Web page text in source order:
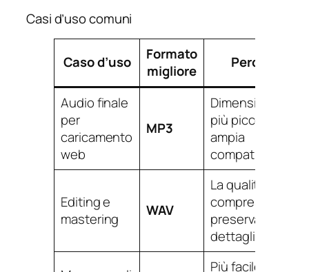
Casi d’uso comuni
Caso d’uso
Formato
migliore
Perché
Audio finale
per
caricamento
web
MP3
Dimensione
più piccola e
ampia
compatibilità
Editing e
mastering
WAV
La qualità non
compressa
preserva i
dettagli
Più facile da